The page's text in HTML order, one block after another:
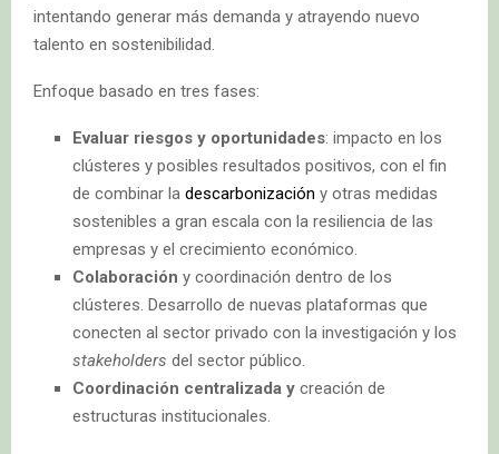
intentando generar más demanda y atrayendo nuevo
talento en sostenibilidad.
Enfoque basado en tres fases:
Evaluar riesgos y oportunidades: impacto en los
clústeres y posibles resultados positivos, con el fin
de combinar la descarbonización y otras medidas
sostenibles a gran escala con la resiliencia de las
empresas y el crecimiento económico.
Colaboración y coordinación dentro de los
clústeres. Desarrollo de nuevas plataformas que
conecten al sector privado con la investigación y los
stakeholders del sector público.
Coordinación centralizada y creación de
estructuras institucionales.